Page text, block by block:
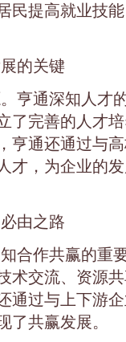
民提高就业技
的关键
亨通深知人才
了完善的人才
亨通还通过与
才，为企业的
由之路
合作共赢的重
术交流、资源
通过与上下游
了共赢发展。